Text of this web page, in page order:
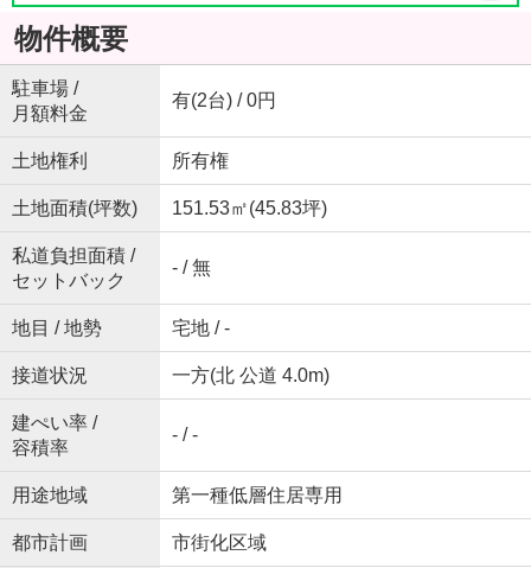
物件概要
駐車場 /
月額料金
有(2台) / 0円
土地権利 所有権
土地面積(坪数) 151.53㎡(45.83坪)
私道負担面積 /
セットバック
- / 無
地目 / 地勢 宅地 / -
接道状況 一方(北 公道 4.0m)
建ぺい率 /
容積率
- / -
用途地域 第一種低層住居専用
都市計画 市街化区域